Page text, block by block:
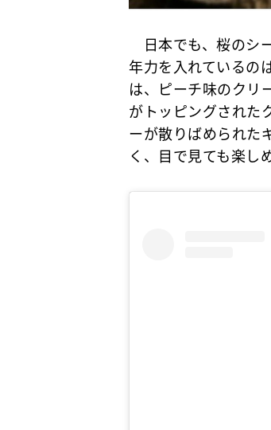
日本でも、桜のシ
年力を入れているの
は、ピーチ味のクリ
がトッピングされた
ーが散りばめられた
く、目で見ても楽し